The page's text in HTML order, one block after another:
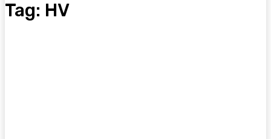
Tag: HV